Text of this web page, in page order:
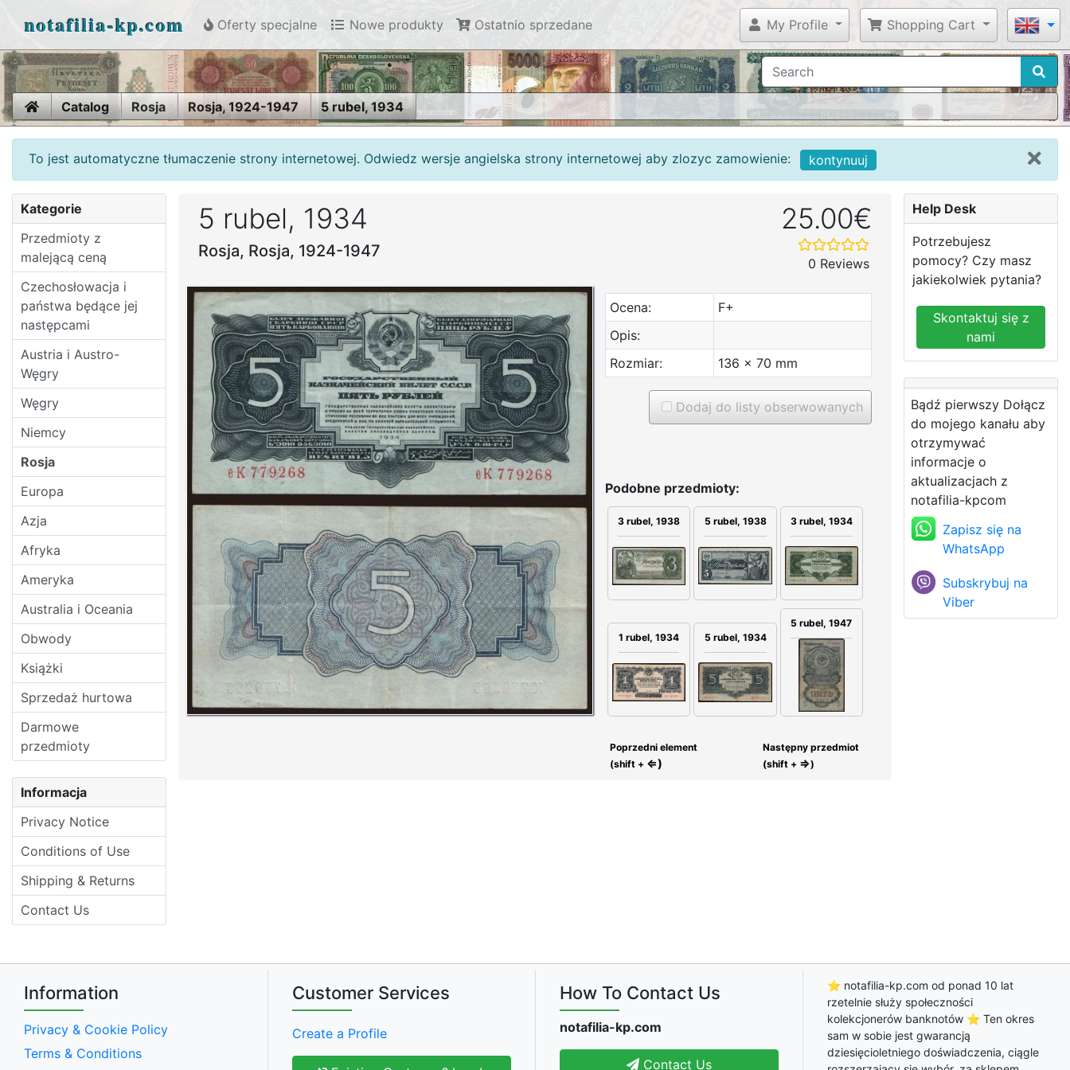
notafilia-kp.com Oferty specjalne Nowe produkty Ostatnio sprzedane My Profile Shopping Cart
HomeCatalog Rosja Rosja, 1924-1947 5 rubel, 1934
To jest automatyczne tłumaczenie strony internetowej. Odwiedz wersje angielska strony internetowej aby zlozyc zamowienie: kontynuuj
Kategorie
Przedmioty z
malejącą ceną
Czechosłowacja i
państwa będące jej
następcami
Austria i Austro-
Węgry
Węgry
Niemcy
Rosja
Europa
Azja
Afryka
Ameryka
Australia i Oceania
Obwody
Książki
Sprzedaż hurtowa
Darmowe
przedmioty
Informacja
Privacy Notice
Conditions of Use
Shipping & Returns
Contact Us
5 rubel, 1934
Rosja, Rosja, 1924-1947
25.00€
0 Reviews
Ocena:
F+
Opis:
Rozmiar:
136 x 70 mm
Dodaj do listy obserwowanych
Podobne przedmioty:
3 rubel, 1938 5 rubel, 1938 3 rubel, 1934
1 rubel, 1934 5 rubel, 1934
5 rubel, 1947
Poprzedni element
(shift + ⇐)
Następny przedmiot
(shift + ⇒)
Help Desk
Potrzebujesz
pomocy? Czy masz
jakiekolwiek pytania?
Skontaktuj się z
nami
Bądź pierwszy Dołącz
do mojego kanału aby
otrzymywać
informacje o
aktualizacjach z
notafilia-kpcom
Zapisz się na
WhatsApp
Subskrybuj na
Viber
Information
Privacy & Cookie Policy
Terms & Conditions
Customer Services
Create a Profile
How To Contact Us
notafilia-kp.com
Contact Us
⭐ notafilia-kp.com od ponad 10 lat
rzetelnie służy społeczności
kolekcjonerów banknotów ⭐ Ten okres
sam w sobie jest gwarancją
dziesięcioletniego doświadczenia, ciągle